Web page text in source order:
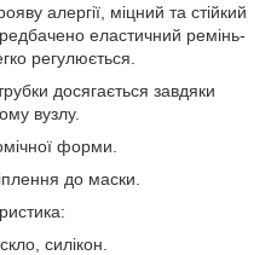
алергії, міцний та стійкий
еластичний ремінь-
регулюється.
досягається завдяки
вузлу.
форми.
до маски.
силікон.